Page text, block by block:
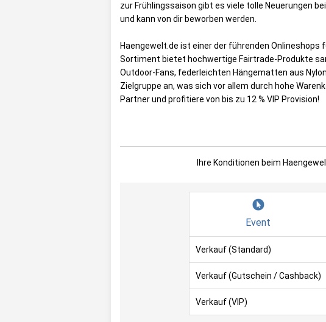
zur Frühlingssaison gibt es viele tolle Neuerungen
und kann von dir beworben werden.
Haengewelt.de ist einer der führenden Onlineshops
Sortiment bietet hochwertige Fairtrade-Produkte
Outdoor-Fans, federleichten Hängematten aus
Zielgruppe an, was sich vor allem durch hohe
Partner und profitiere von bis zu 12 % VIP Provision!
Ihre Konditionen beim
Event
Verkauf (Standard)
Verkauf (Gutschein / Cashback)
Verkauf (VIP)